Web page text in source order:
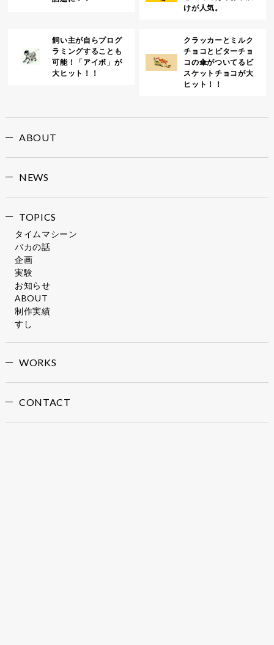
けが人気。
飼い主が自らプログ
ラミングすることも
可能！「アイボ」が
大ヒット！！
クラッカーとミルク
チョコとビターチョ
コの傘がついてるビ
スケットチョコが大
ヒット！！
ABOUT
NEWS
TOPICS
タイムマシーン
バカの話
企画
実験
お知らせ
ABOUT
制作実績
すし
WORKS
CONTACT